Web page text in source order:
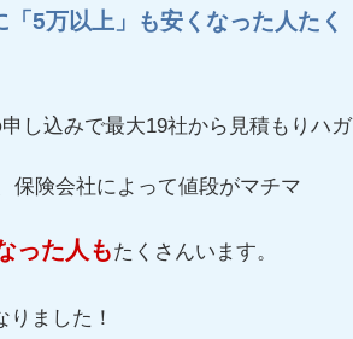
「5万以上」も安くなった人たく
申し込みで最大19社から見積もりハガ
保険会社によって値段がマチマ
った人もたくさんいます。
りました！